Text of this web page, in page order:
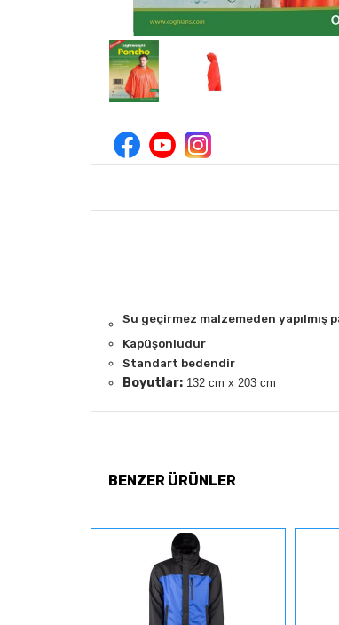
Su geçirmez malzemeden yapılmış
Kapüşonludur
Standart bedendir
Boyutlar: 132 cm x 203 cm
BENZER ÜRÜNLER